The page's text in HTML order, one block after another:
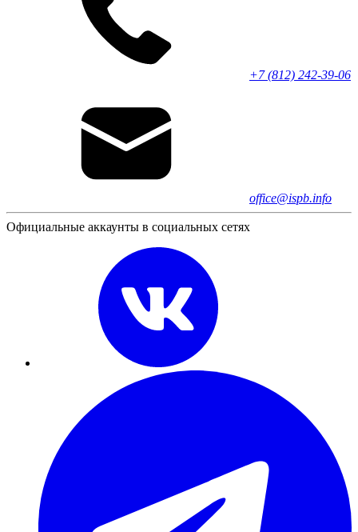
+7 (812) 242-39-06
office@ispb.info
Официальные аккаунты в социальных сетях